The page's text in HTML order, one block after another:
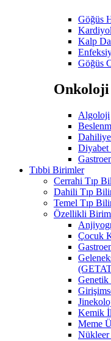
Göğüs
Kalp
Göğüs
Onkoloji
Algoloji
Dahiliye
Tıbbi Birimler
Cerrahi Tıp
Dahili Tıp
Temel Tıp
Özellikli
Çocuk
Genetik
Kemik
Meme
Nükleer